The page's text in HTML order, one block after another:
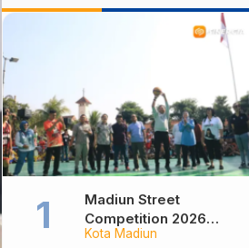
Kota Madiun
Madiun Street
Competition 2026
Ramaikan Balai Kota,